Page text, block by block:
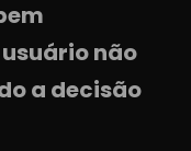
não
a decisão